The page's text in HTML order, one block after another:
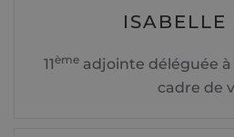
ISABELLE
11ème adjointe déléguée
cadre de